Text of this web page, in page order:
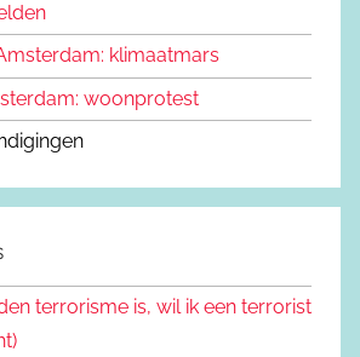
klimaatmars
woonprotest
terrorisme is, wil ik een terrorist